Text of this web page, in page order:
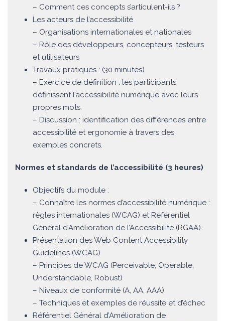
– Comment ces concepts s’articulent-ils ?
Les acteurs de l’accessibilité
– Organisations internationales et nationales
– Rôle des développeurs, concepteurs, testeurs
et utilisateurs
Travaux pratiques : (30 minutes)
– Exercice de définition : les participants
définissent l’accessibilité numérique avec leurs
propres mots.
– Discussion : identification des différences entre
accessibilité et ergonomie à travers des
exemples concrets.
Normes et standards de l’accessibilité (3 heures)
Objectifs du module :
– Connaître les normes d’accessibilité numérique :
règles internationales (WCAG) et Référentiel
Général d’Amélioration de l’Accessibilité (RGAA).
Présentation des Web Content Accessibility
Guidelines (WCAG)
– Principes de WCAG (Perceivable, Operable,
Understandable, Robust)
– Niveaux de conformité (A, AA, AAA)
– Techniques et exemples de réussite et d’échec
Référentiel Général d’Amélioration de